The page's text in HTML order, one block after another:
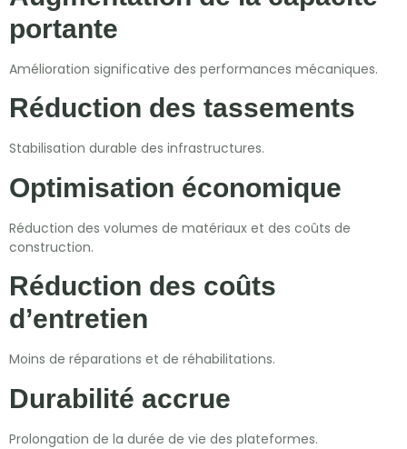
portante
Amélioration significative des performances mécaniques.
Réduction des tassements
Stabilisation durable des infrastructures.
Optimisation économique
Réduction des volumes de matériaux et des coûts de
construction.
Réduction des coûts
d’entretien
Moins de réparations et de réhabilitations.
Durabilité accrue
Prolongation de la durée de vie des plateformes.